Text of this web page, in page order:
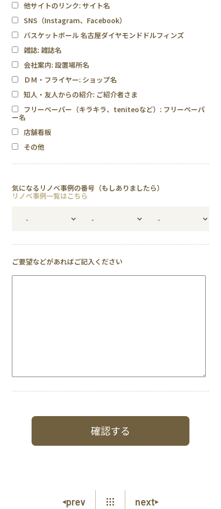
他サイトのリンク: サイト名
SNS（Instagram、Facebook）
バスケットボール 名古屋ダイヤモンドドルフィンズ
雑誌: 雑誌名
会社案内: 設置場所名
ＤＭ・フライヤー: ショップ名
知人・友人からの紹介: ご紹介者さま
フリーペーパー（キラキラ、teniteoなど） : フリーペーパ
ー名
店舗看板
その他
気になるリノベ事例の番号（もしありましたら）
リノベ事例一覧はこちら
ご要望などがあればご記入ください
prev next